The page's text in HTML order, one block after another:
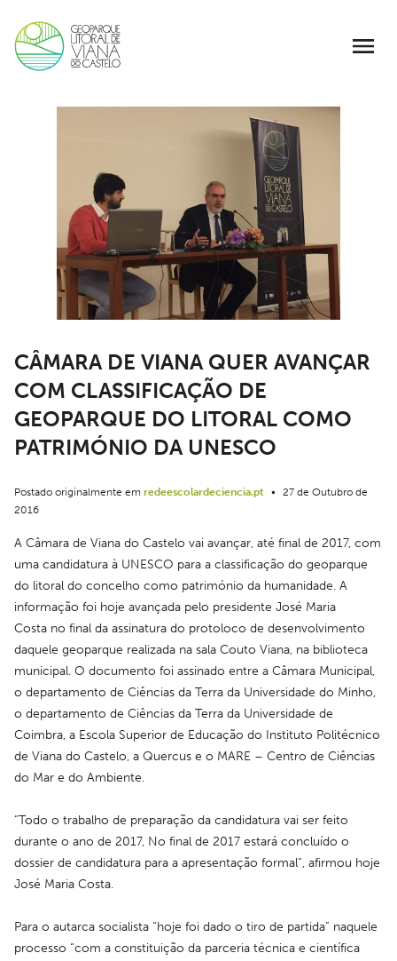
CÂMARA DE VIANA QUER AVANÇAR
COM CLASSIFICAÇÃO DE
GEOPARQUE DO LITORAL COMO
PATRIMÓNIO DA UNESCO
Postado originalmente em redeescolardeciencia.pt •
27 de Outubro de
2016
A Câmara de Viana do Castelo vai avançar, até final de 2017, com
uma candidatura à UNESCO para a classificação do geoparque
do litoral do concelho como património da humanidade. A
informação foi hoje avançada pelo presidente José Maria
Costa no final da assinatura do protoloco de desenvolvimento
daquele geoparque realizada na sala Couto Viana, na biblioteca
municipal. O documento foi assinado entre a Câmara Municipal,
o departamento de Ciências da Terra da Universidade do Minho,
o departamento de Ciências da Terra da Universidade de
Coimbra, a Escola Superior de Educação do Instituto Politécnico
de Viana do Castelo, a Quercus e o MARE – Centro de Ciências
do Mar e do Ambiente.
“Todo o trabalho de preparação da candidatura vai ser feito
durante o ano de 2017, No final de 2017 estará concluído o
dossier de candidatura para a apresentação formal”, afirmou hoje
José Maria Costa.
Para o autarca socialista “hoje foi dado o tiro de partida” naquele
processo “com a constituição da parceria técnica e científica